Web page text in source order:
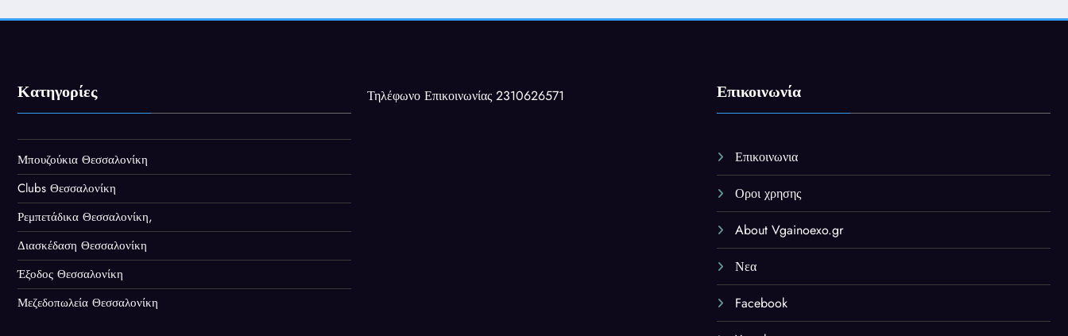
Κατηγορίες
Μπουζούκια Θεσσαλονίκη
Clubs Θεσσαλονίκη
Ρεμπετάδικα Θεσσαλονίκη,
Διασκέδαση Θεσσαλονίκη
Έξοδος Θεσσαλονίκη
Μεζεδοπωλεία Θεσσαλονίκη
Τηλέφωνο Επικοινωνίας 2310626571 Επικοινωνία
Επικοινωνια
Οροι χρησης
About Vgainoexo.gr
Νεα
Facebook